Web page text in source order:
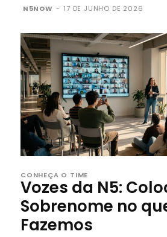
N5NOW - 17 DE JUNHO DE 2026
CONHEÇA O TIME
Vozes da N5:
Sobrenome no
Fazemos